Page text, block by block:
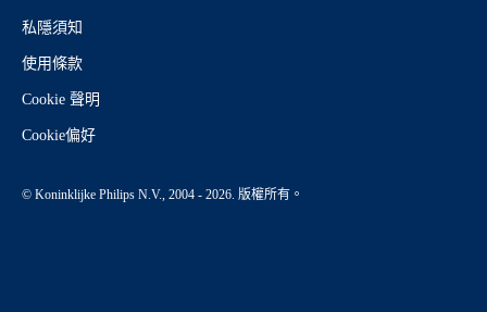
私隱須知
使用條款
Cookie 聲明
Cookie偏好
© Koninklijke Philips N.V., 2004 - 2026. 版權所有。